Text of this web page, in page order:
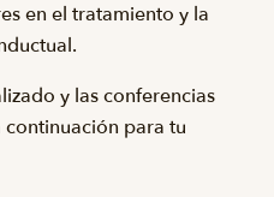
en el tratamiento y la
y las conferencias
continuación para tu